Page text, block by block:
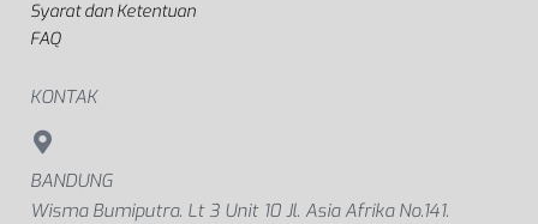
Cara Pemesanan
Syarat dan Ketentuan
KONTAK
BANDUNG